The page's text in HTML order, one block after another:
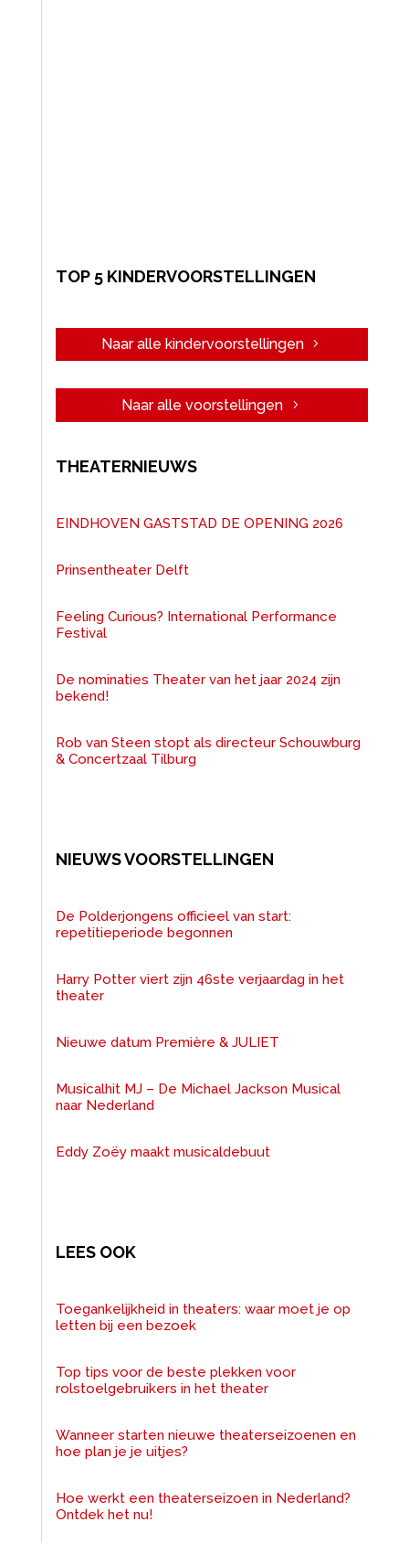
TOP 5 KINDERVOORSTELLINGEN
Naar alle kindervoorstellingen
Naar alle voorstellingen
THEATERNIEUWS
EINDHOVEN GASTSTAD DE OPENING 2026
Prinsentheater Delft
Feeling Curious? International Performance
Festival
De nominaties Theater van het jaar 2024 zijn
bekend!
Rob van Steen stopt als directeur Schouwburg
& Concertzaal Tilburg
NIEUWS VOORSTELLINGEN
De Polderjongens officieel van start:
repetitieperiode begonnen
Harry Potter viert zijn 46ste verjaardag in het
theater
Nieuwe datum Première & JULIET
Musicalhit MJ – De Michael Jackson Musical
naar Nederland
Eddy Zoëy maakt musicaldebuut
LEES OOK
Toegankelijkheid in theaters: waar moet je op
letten bij een bezoek
Top tips voor de beste plekken voor
rolstoelgebruikers in het theater
Wanneer starten nieuwe theaterseizoenen en
hoe plan je je uitjes?
Hoe werkt een theaterseizoen in Nederland?
Ontdek het nu!